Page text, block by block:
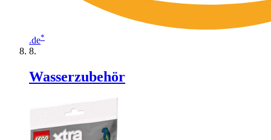
.de*
Wasserzubehör